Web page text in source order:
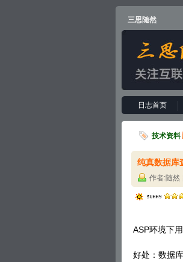
三思随然
日志首页
技术资料
纯真数据库
作者:随然
ASP环境下
好处：数据